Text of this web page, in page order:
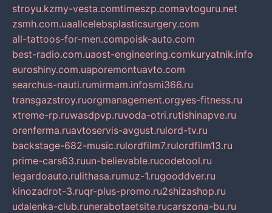
stroyu.kzmy-vesta.comtimeszp.comavtoguru.net
zsmh.com.uaallcelebsplasticsurgery.com
all-tattoos-for-men.compoisk-auto.com
best-radio.com.uaost-engineering.comkuryatnik.info
euroshiny.com.uaporemontuavto.com
searchus-nauti.rumirmam.infosmi366.ru
transgazstroy.ruorgmanagement.orgyes-fitness.ru
xtreme-rp.ruwasdpvp.ruvoda-otri.rutishinapve.ru
orenferma.ruavtoservis-avgust.rulord-tv.ru
backstage-682-music.rulordfilm7.rulordfilm13.ru
prime-cars63.ruun-believable.rucodetool.ru
legardoauto.rulithasa.rumuz-1.rugooddver.ru
kinozadrot-3.ruqr-plus-promo.ru2shizashop.ru
udalenka-club.runerabotaetsite.rucarszona-bu.ru